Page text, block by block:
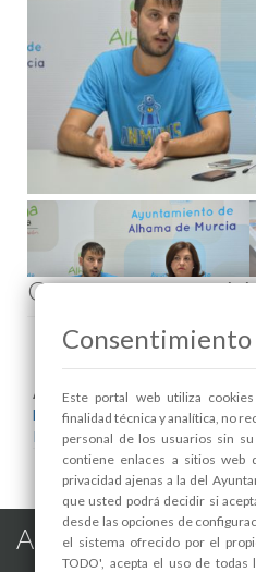
Comenta esta
Areas relacionadas:
Educación
Pedanías
Alhama de Murcia
Consentimiento
Este portal web utiliza
finalidad técnica y analítica, no
personal de los usuarios sin
contiene enlaces a sitios web
privacidad ajenas a la del
que usted podrá decidir si
desde las opciones de
el sistema ofrecido por el
TODO', acepta el uso de todas